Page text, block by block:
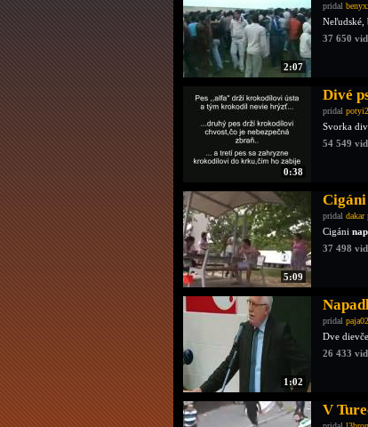
2:07
pridal
Neľudské,
37 650
0:38
Divé
pridal
Svorka
54 549
5:09
pridal dakar
Cigáni
37 498
1:02
pridal
Dve
26 433
V